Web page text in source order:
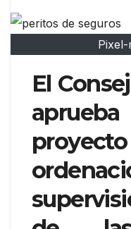
Pixel-
El